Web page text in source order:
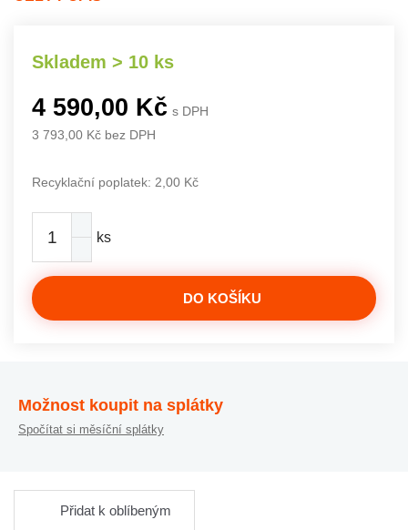
Skladem > 10 ks
4 590,00 Kč s DPH
3 793,00 Kč bez DPH
Recyklační poplatek: 2,00 Kč
ks
DO KOŠÍKU
Možnost koupit na splátky
Spočítat si měsíční splátky
Přidat k oblíbeným